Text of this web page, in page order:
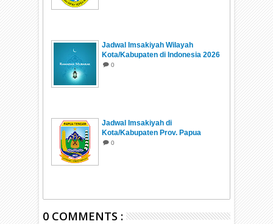
Jadwal Imsakiyah Wilayah
Kota/Kabupaten di Indonesia 2026
0
Jadwal Imsakiyah di
Kota/Kabupaten Prov. Papua
Tengah Ramadhan 1447 H/2026
0
0 COMMENTS :